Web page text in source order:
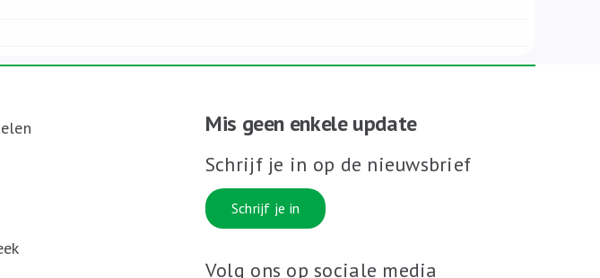
Mis geen enkele update
Schrijf je in op de nieuwsbrief
Schrijf je in
Volg ons op sociale media